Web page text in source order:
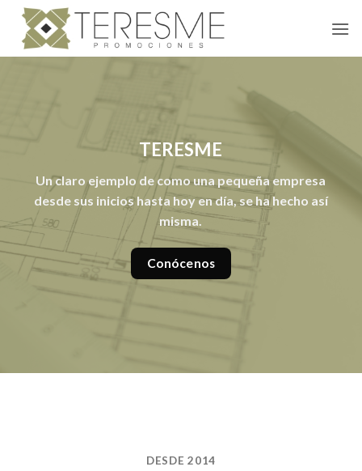
content
TERESME
Un claro ejemplo de como una pequeña empresa
desde sus inicios hasta hoy en día, se ha hecho así
misma.
Conócenos
DESDE 2014